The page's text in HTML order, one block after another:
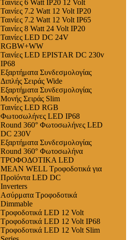
Ταινίες 6 Watt IP20 12 Volt
Ταινίες 7.2 Watt 12 Volt IP20
Ταινίες 7.2 Watt 12 Volt IP65
Ταινίες 8 Watt 24 Volt IP20
Ταινίες LED DC 24V
RGBW+WW
Ταινίες LED EPISTAR DC 230v
IP68
Εξαρτήματα Συνδεσμολογίας
Διπλής Σειράς Wide
Εξαρτήματα Συνδεσμολογίας
Μονής Σειράς Slim
Ταινίες LED RGB
Φωτοσωλήνες LED IP68
Round 360° Φωτοσωλήνες LED
DC 230V
Εξαρτήματα Συνδεσμολογίας
Round 360° Φωτοσωλήνα
ΤΡΟΦΟΔΟΤΙΚΑ LED
MEAN WELL Τροφοδοτικά για
Προϊόντα LED DC
Inverters
Ασύρματα Τροφοδοτικά
Dimmable
Τροφοδοτικά LED 12 Volt
Τροφοδοτικά LED 12 Volt IP68
Τροφοδοτικά LED 12 Volt Slim